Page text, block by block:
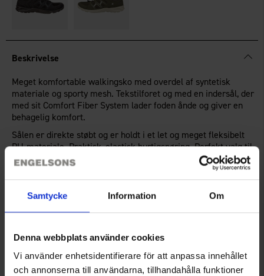
Samtycke Information Om
Denna webbplats använder cookies
Vi använder enhetsidentifierare för att anpassa innehållet
och annonserna till användarna, tillhandahålla funktioner
Beskrivelse
Meget komfortable walkingsko med overdel af syntetisk
materiale og sporty mesh. Tekstilforet og med en indersål, der
med sit Comfort Fiber System lader foden ånde og giver en
behagelig komfort.
Sålen er direkte støbt og er holdt i et let og meget fleksibelt
PU-materiale. Praktisk, elastisk hurtigsnøring. Perfekt valg til
gåture og fritidsaktiviteter! Udtagelig indersål.
Teknisk specifikation
Anmeldelser